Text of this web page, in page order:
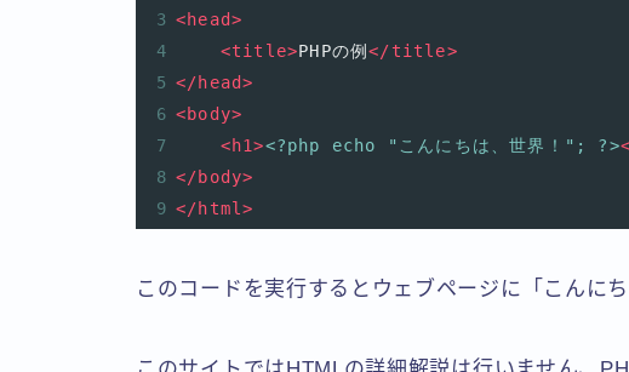
3 <head>
4
<title>PHPの例</title>
5 </head>
6 <body>
7
<h1><?php echo "こんにちは、世界！"; ?>
8 </body>
9 </html>
このコードを実行するとウェブページに「こんに